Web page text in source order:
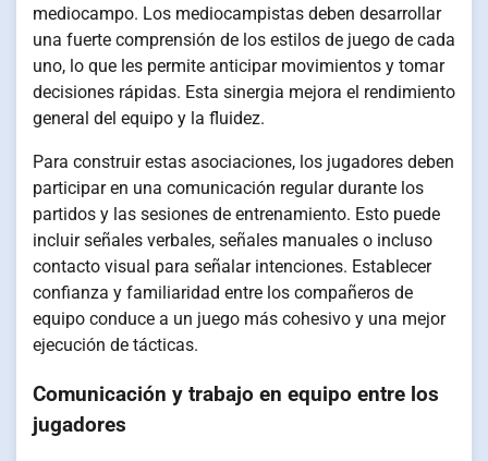
mediocampo. Los mediocampistas deben desarrollar
una fuerte comprensión de los estilos de juego de cada
uno, lo que les permite anticipar movimientos y tomar
decisiones rápidas. Esta sinergia mejora el rendimiento
general del equipo y la fluidez.
Para construir estas asociaciones, los jugadores deben
participar en una comunicación regular durante los
partidos y las sesiones de entrenamiento. Esto puede
incluir señales verbales, señales manuales o incluso
contacto visual para señalar intenciones. Establecer
confianza y familiaridad entre los compañeros de
equipo conduce a un juego más cohesivo y una mejor
ejecución de tácticas.
Comunicación y trabajo en equipo entre los
jugadores